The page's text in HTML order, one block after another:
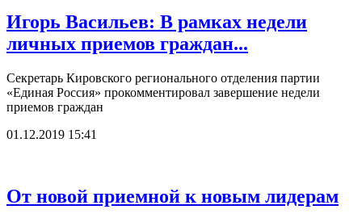
Игорь Васильев: В рамках недели
личных приемов граждан...
Секретарь Кировского регионального отделения партии
«Единая Россия» прокомментировал завершение недели
приемов граждан
01.12.2019 15:41
От новой приемной к новым лидерам